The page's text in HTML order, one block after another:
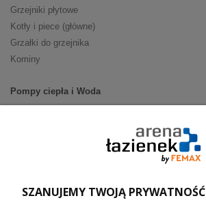
Grzejniki płytowe
Kotły i piece (główne)
Grzałki do grzejnika
Kominy
Pompy ciepła i Woda
Ogrzewanie podłogowe (główne)
SZANUJEMY TWOJĄ PRYWATNOŚĆ